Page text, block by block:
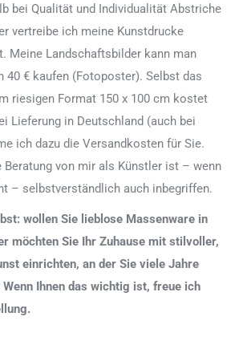
bei Qualität und Individualität Abstriche
vertreibe ich meine Kunstdrucke
Meine Landschaftsbilder kann man
40 € kaufen (Fotoposter). Selbst das
riesigen Format 150 x 100 cm kostet
Lieferung in Deutschland (auch bei
ich dazu die Versandkosten für Sie.
Beratung von mir als Künstler ist – wenn
– selbstverständlich auch inbegriffen.
wollen Sie lieblose Massenware in
möchten Sie Ihr Zuhause mit stilvoller,
einrichten, an der Sie viele Jahre
Wenn Ihnen das wichtig ist, freue ich